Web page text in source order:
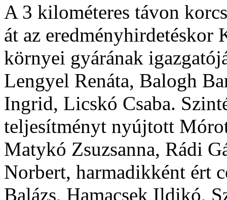
A 3 kilométeres távon
át az
környei gyárának
Lengyel Renáta, Balogh
Ingrid, Licskó Csaba.
teljesítményt nyújtott
Matykó Zsuzsanna, Rádi
Norbert, harmadikként ért
Balázs, Hamacsek Ildikó,